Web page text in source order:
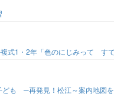
式1・2年「色のにじみって す
ども ─再発見！松江～案内地図